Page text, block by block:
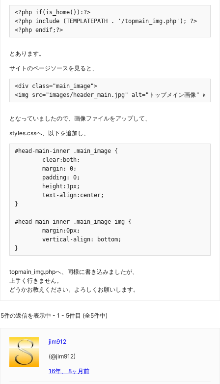
<?php if(is_home()):?>
<?php include (TEMPLATEPATH . '/topmain_img.php'); ?>
<?php endif;?>
とあります。
サイトのページソースを見ると、
<div class="main_image">
<img src="images/header_main.jpg" alt="トップメイン画像"
となっていましたので、画像ファイルをアップして、
styles.cssへ、以下を追加し、
#head-main-inner .main_image {
}
#head-main-inner .main_image img {
}
topmain_img.phpへ、同様に書き込みましたが、
上手く行きません。
どうかお教えください。よろしくお願いします。
5件の返信を表示中 - 1 - 5件目 (全5件中)
jim912
(@jim912)
16年、 8ヶ月前